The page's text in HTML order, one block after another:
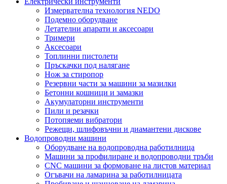
Измервателна технология NEDO
Подемно оборудване
Летателни апарати и аксесоари
Тримери
Аксесоари
Топлинни пистолети
Пръскачки под налягане
Нож за стиропор
Резервни части за машини за мазилки
Бетонни кошници и замазки
Акумулаторни инструменти
Пили и резачки
Потопяеми вибратори
Режещи, шлифовъчни и диамантени дискове
Водопроводни машини
Оборудване на водопроводна работилница
Машини за профилиране и водопроводни тръби
CNC машини за формоване на листов материал
Огъвачи на ламарина за работилницата